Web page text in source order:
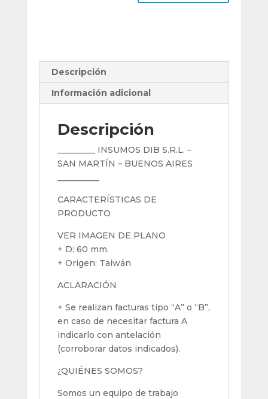
Descripción
Información adicional
Descripción
_________ INSUMOS DIB S.R.L. –
SAN MARTÍN – BUENOS AIRES
CARACTERÍSTICAS DE
PRODUCTO
VER IMAGEN DE PLANO
+ D: 60 mm.
+ Origen: Taiwán
ACLARACIÓN
+ Se realizan facturas tipo “A” o “B”,
en caso de necesitar factura A
indicarlo con antelación
(corroborar datos indicados).
¿QUIÉNES SOMOS?
Somos un equipo de trabajo